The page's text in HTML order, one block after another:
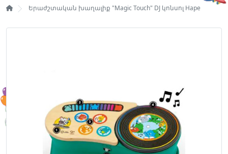
Երաժշտական խաղալիք "Magic Touch" DJ կոնսոլ Hape